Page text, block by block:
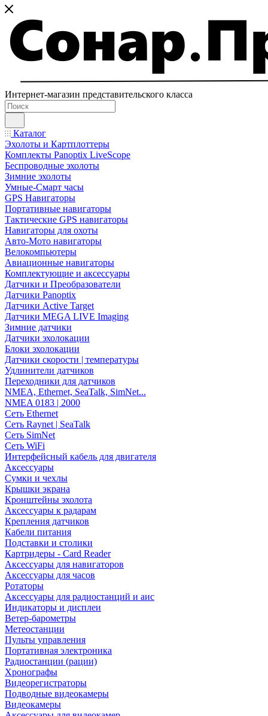
Интернет-магазин представительского класса
Каталог
Эхолоты и Картплоттеры
Комплекты Panoptix LiveScope
Беспроводные эхолоты
Зимние эхолоты
Умные-Смарт часы
GPS Навигаторы
Портативные навигаторы
Тактические GPS навигаторы
Навигаторы для охоты
Авто-Мото навигаторы
Велокомпьютеры
Авиационные навигаторы
Комплектующие и аксессуары
Датчики и Преобразователи
Датчики Panoptix
Датчики Active Target
Датчики MEGA LIVE Imaging
Зимние датчики
Датчики эхолокации
Блоки эхолокации
Датчики скорости | температуры
Удлинители датчиков
Переходники для датчиков
NMEA, Ethernet, SeaTalk, SimNet...
NMEA 0183 | 2000
Сеть Ethernet
Сеть Raynet | SeaTalk
Сеть SimNet
Сеть WiFi
Интерфейсный кабель для двигателя
Аксессуары
Сумки и чехлы
Крышки экрана
Кронштейны эхолота
Аксессуары к радарам
Крепления датчиков
Кабели питания
Подставки и столики
Картридеры - Card Reader
Аксессуары для навигаторов
Аксессуары для часов
Ротаторы
Аксессуары для радиостанций и аис
Индикаторы и дисплеи
Ветер-барометры
Метеостанции
Пульты управления
Портативная электроника
Радиостанции (рации)
Хронографы
Видеорегистраторы
Подводные видеокамеры
Видеокамеры